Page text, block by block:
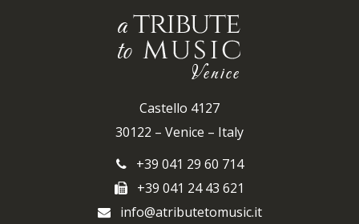
Castello 4127
30122 – Venice – Italy
+39 041 29 60 714
+39 041 24 43 621
info@atributetomusic.it